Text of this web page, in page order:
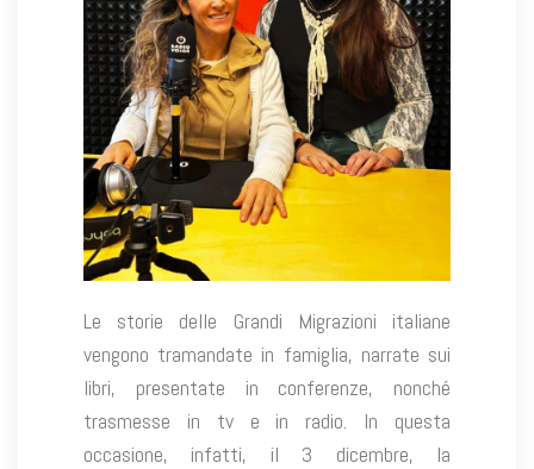
Le storie delle Grandi Migrazioni italiane
vengono tramandate in famiglia, narrate sui
libri, presentate in conferenze, nonché
trasmesse in tv e in radio. In questa
occasione, infatti, il 3 dicembre, la